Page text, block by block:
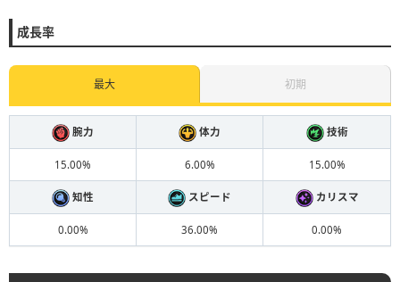
成長率
最大 初期
腕力 体力 技術
15.00% 6.00% 15.00%
知性 スピード カリスマ
0.00% 36.00% 0.00%